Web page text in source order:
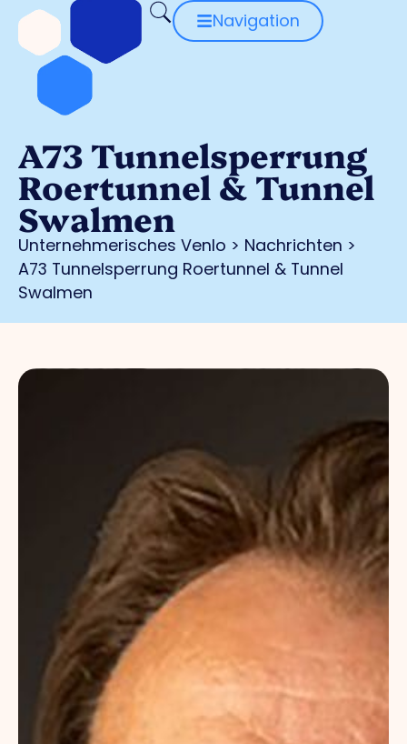
Navigation
A73 Tunnelsperrung
Roertunnel & Tunnel
Swalmen
Unternehmerisches Venlo > Nachrichten >
A73 Tunnelsperrung Roertunnel & Tunnel
Swalmen